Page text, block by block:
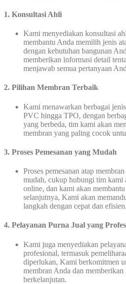
1. Konsultasi Ahli
Kami menyediakan konsultasi
membantu Anda memilih jenis
dengan kebutuhan bangunan
memberikan informasi detail
menjawab semua pertanyaan
2. Pilihan Membran Terbaik
Kami menawarkan berbagai
PVC hingga TPO, dengan
yang berbeda, tim kami akan
membran yang paling cocok
3. Proses Pemesanan yang Mudah
Proses pemesanan atap
mudah, cukup hubungi tim kami
online, dan kami akan
selanjutnya, Kami akan
langkah dengan cepat dan efisien.
4. Pelayanan Purna Jual yang
Kami juga menyediakan
profesional, termasuk
diperlukan, Kami berkomitmen
membran Anda dan memberikan
berkelanjutan.